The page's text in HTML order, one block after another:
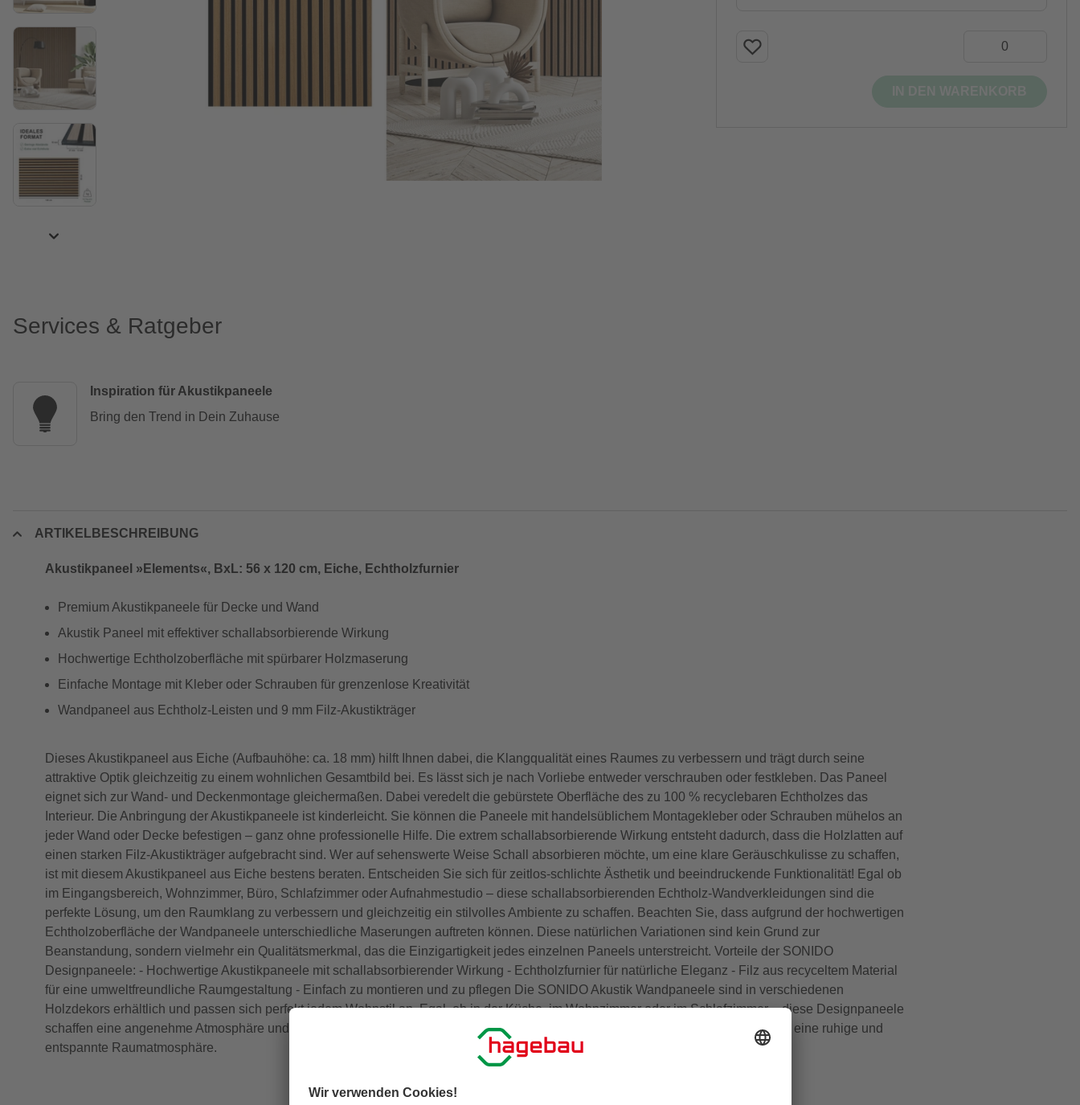
Services & Ratgeber
Inspiration für Akustikpaneele
Bring den Trend in Dein Zuhause
ARTIKELBESCHREIBUNG
Akustikpaneel »Elements«, BxL: 56 x 120 cm, Eiche, Echtholzfurnier
Premium Akustikpaneele für Decke und Wand
Akustik Paneel mit effektiver schallabsorbierende Wirkung
Hochwertige Echtholzoberfläche mit spürbarer Holzmaserung
Einfache Montage mit Kleber oder Schrauben für grenzenlose Kreativität
Wandpaneel aus Echtholz-Leisten und 9 mm Filz-Akustikträger
Dieses Akustikpaneel aus Eiche (Aufbauhöhe: ca. 18 mm) hilft Ihnen dabei, die Klangqualität eines Raumes zu verbessern und trägt durch seine
attraktive Optik gleichzeitig zu einem wohnlichen Gesamtbild bei. Es lässt sich je nach Vorliebe entweder verschrauben oder festkleben. Das Paneel
eignet sich zur Wand- und Deckenmontage gleichermaßen. Dabei veredelt die gebürstete Oberfläche des zu 100 % recyclebaren Echtholzes das
Interieur. Die Anbringung der Akustikpaneele ist kinderleicht. Sie können die Paneele mit handelsüblichem Montagekleber oder Schrauben mühelos an
jeder Wand oder Decke befestigen – ganz ohne professionelle Hilfe. Die extrem schallabsorbierende Wirkung entsteht dadurch, dass die Holzlatten auf
einen starken Filz-Akustikträger aufgebracht sind. Wer auf sehenswerte Weise Schall absorbieren möchte, um eine klare Geräuschkulisse zu schaffen,
ist mit diesem Akustikpaneel aus Eiche bestens beraten. Entscheiden Sie sich für zeitlos-schlichte Ästhetik und beeindruckende Funktionalität! Egal ob
im Eingangsbereich, Wohnzimmer, Büro, Schlafzimmer oder Aufnahmestudio – diese schallabsorbierenden Echtholz-Wandverkleidungen sind die
perfekte Lösung, um den Raumklang zu verbessern und gleichzeitig ein stilvolles Ambiente zu schaffen. Beachten Sie, dass aufgrund der hochwertigen
Echtholzoberfläche der Wandpaneele unterschiedliche Maserungen auftreten können. Diese natürlichen Variationen sind kein Grund zur
Beanstandung, sondern vielmehr ein Qualitätsmerkmal, das die Einzigartigkeit jedes einzelnen Paneels unterstreicht. Vorteile der SONIDO
Designpaneele: - Hochwertige Akustikpaneele mit schallabsorbierender Wirkung - Echtholzfurnier für natürliche Eleganz - Filz aus recyceltem Material
für eine umweltfreundliche Raumgestaltung - Einfach zu montieren und zu pflegen Die SONIDO Akustik Wandpaneele sind in verschiedenen
Holzdekors erhältlich und passen sich perfekt jedem Wohnstil an. Egal, ob in der Küche, im Wohnzimmer oder im Schlafzimmer – diese Designpaneele
schaffen eine angenehme Atmosphäre und optimieren gleichzeitig die Klangqualität. Setzen Sie stilvolle Akzente und genießen Sie eine ruhige und
entspannte Raumatmosphäre.